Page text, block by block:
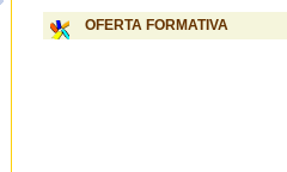
OFERTA FORMATIVA